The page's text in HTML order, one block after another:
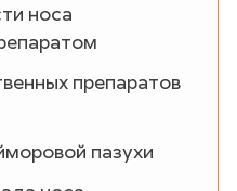
носа
препаратов
пазухи